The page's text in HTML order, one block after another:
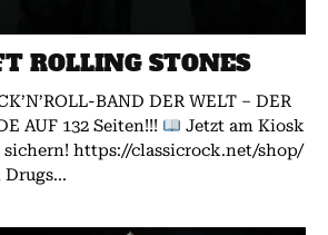
ROLLING STONES
BAND DER WELT – DER
AUF 132 Seiten!!!
Jetzt am Kiosk
https://classicrock.net/shop/
Drugs...